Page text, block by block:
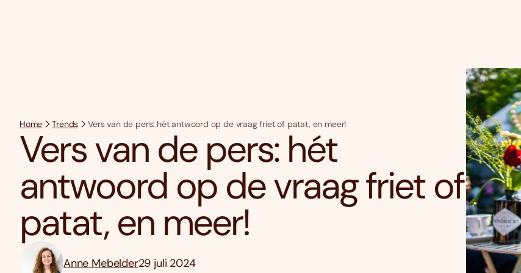
Home Trends Vers van de pers: hét antwoord op de vraag friet of patat, en meer!
Vers van de pers: hét
antwoord op de vraag friet of
patat, en meer!
Anne Mebelder29 juli 2024